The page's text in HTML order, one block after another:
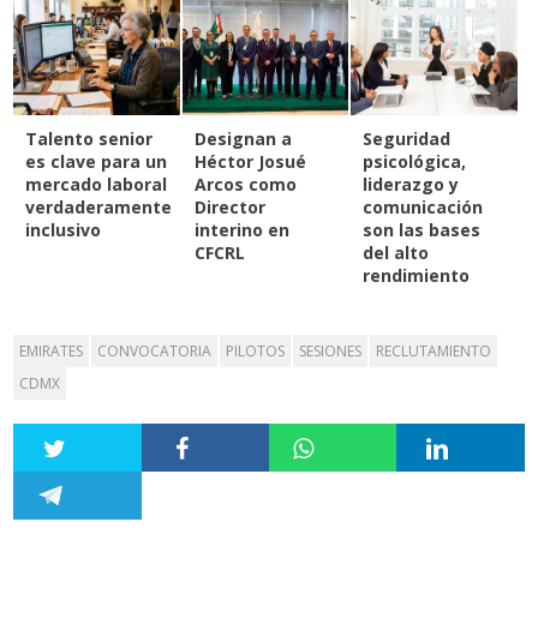
Talento senior
es clave para un
mercado laboral
verdaderamente
inclusivo
Designan a
Héctor Josué
Arcos como
Director
interino en
CFCRL
Seguridad
psicológica,
liderazgo y
comunicación
son las bases
del alto
rendimiento
EMIRATES CONVOCATORIA PILOTOS SESIONES
RECLUTAMIENTO
CDMX